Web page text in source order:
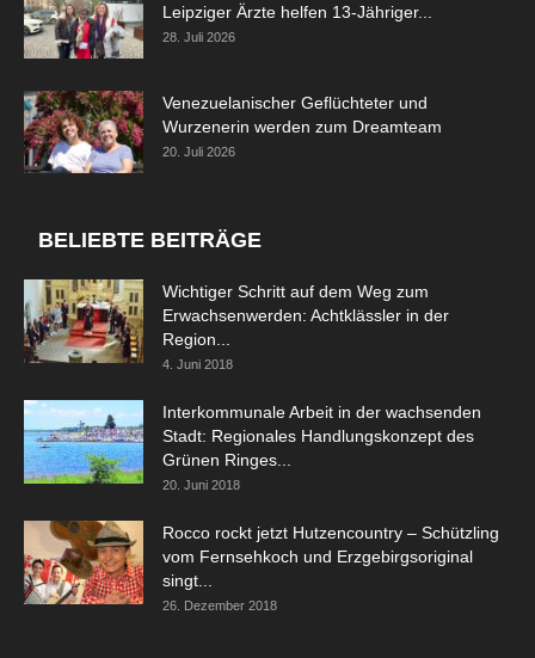
Leipziger Ärzte helfen 13-Jähriger...
28. Juli 2026
Venezuelanischer Geflüchteter und
Wurzenerin werden zum Dreamteam
20. Juli 2026
BELIEBTE BEITRÄGE
Wichtiger Schritt auf dem Weg zum
Erwachsenwerden: Achtklässler in der
Region...
4. Juni 2018
Interkommunale Arbeit in der wachsenden
Stadt: Regionales Handlungskonzept des
Grünen Ringes...
20. Juni 2018
Rocco rockt jetzt Hutzencountry – Schützling
vom Fernsehkoch und Erzgebirgsoriginal
singt...
26. Dezember 2018